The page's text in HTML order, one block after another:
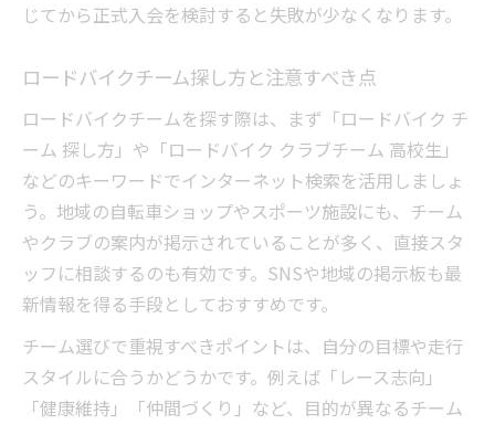
じてから正式入会を検討すると失敗が少なくなります。
ロードバイクチーム探し方と注意すべき点
ロードバイクチームを探す際は、まず「ロードバイク チ
ーム 探し方」や「ロードバイク クラブチーム 高校生」
などのキーワードでインターネット検索を活用しましょ
う。地域の自転車ショップやスポーツ施設にも、チーム
やクラブの案内が掲示されていることが多く、直接スタ
ッフに相談するのも有効です。SNSや地域の掲示板も最
新情報を得る手段としておすすめです。
チーム選びで重視すべきポイントは、自分の目標や走行
スタイルに合うかどうかです。例えば「レース志向」
「健康維持」「仲間づくり」など、目的が異なるチーム